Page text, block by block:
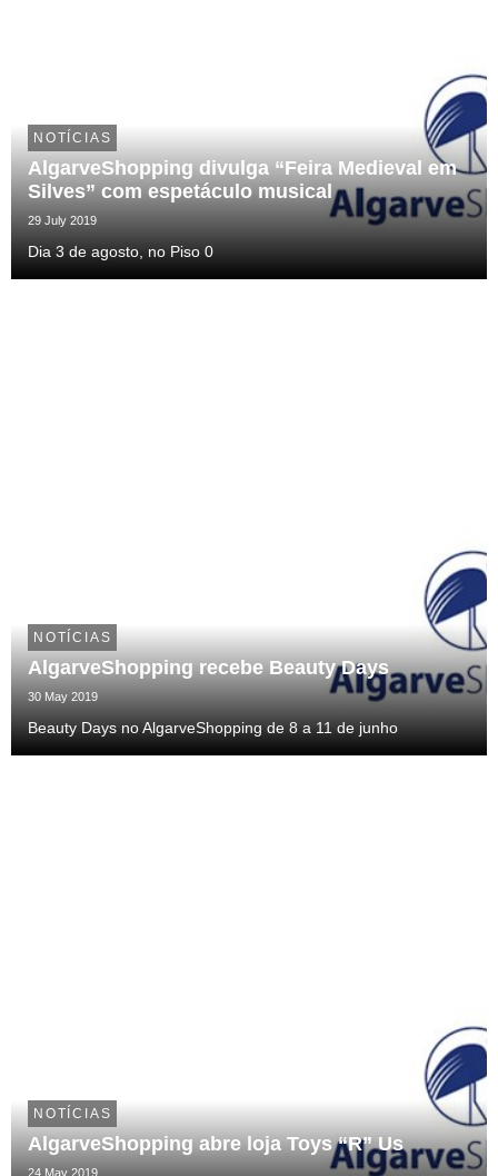
NOTÍCIAS
AlgarveShopping divulga “Feira Medieval em
Silves” com espetáculo musical
29 July 2019
Dia 3 de agosto, no Piso 0
NOTÍCIAS
AlgarveShopping recebe Beauty Days
30 May 2019
Beauty Days no AlgarveShopping de 8 a 11 de junho
NOTÍCIAS
AlgarveShopping abre loja Toys “R” Us
24 May 2019